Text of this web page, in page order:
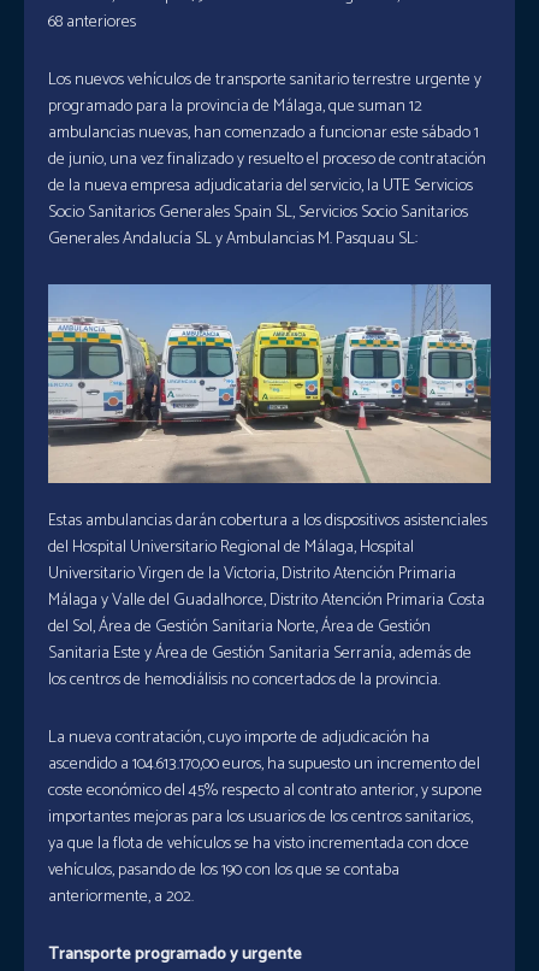
68 anteriores
Los nuevos vehículos de transporte sanitario terrestre urgente y
programado para la provincia de Málaga, que suman 12
ambulancias nuevas, han comenzado a funcionar este sábado 1
de junio, una vez finalizado y resuelto el proceso de contratación
de la nueva empresa adjudicataria del servicio, la UTE Servicios
Socio Sanitarios Generales Spain SL, Servicios Socio Sanitarios
Generales Andalucía SL y Ambulancias M. Pasquau SL:
Estas ambulancias darán cobertura a los dispositivos asistenciales
del Hospital Universitario Regional de Málaga, Hospital
Universitario Virgen de la Victoria, Distrito Atención Primaria
Málaga y Valle del Guadalhorce, Distrito Atención Primaria Costa
del Sol, Área de Gestión Sanitaria Norte, Área de Gestión
Sanitaria Este y Área de Gestión Sanitaria Serranía, además de
los centros de hemodiálisis no concertados de la provincia.
La nueva contratación, cuyo importe de adjudicación ha
ascendido a 104.613.170,00 euros, ha supuesto un incremento del
coste económico del 45% respecto al contrato anterior, y supone
importantes mejoras para los usuarios de los centros sanitarios,
ya que la flota de vehículos se ha visto incrementada con doce
vehículos, pasando de los 190 con los que se contaba
anteriormente, a 202.
Transporte programado y urgente